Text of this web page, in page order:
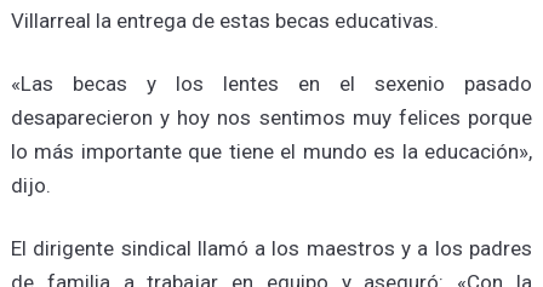
Villarreal la entrega de estas becas educativas.
«Las becas y los lentes en el sexenio pasado
desaparecieron y hoy nos sentimos muy felices porque
lo más importante que tiene el mundo es la educación»,
dijo.
El dirigente sindical llamó a los maestros y a los padres
de familia a trabajar en equipo y aseguró: «Con la